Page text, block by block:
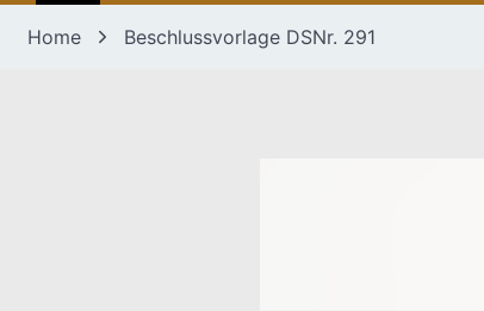
Home Beschlussvorlage DSNr. 291